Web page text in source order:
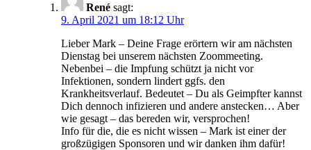
René sagt:
9. April 2021 um 18:12 Uhr
Lieber Mark – Deine Frage erörtern wir am nächsten
Dienstag bei unserem nächsten Zoommeeting.
Nebenbei – die Impfung schützt ja nicht vor
Infektionen, sondern lindert ggfs. den
Krankheitsverlauf. Bedeutet – Du als Geimpfter kannst
Dich dennoch infizieren und andere anstecken… Aber
wie gesagt – das bereden wir, versprochen!
Info für die, die es nicht wissen – Mark ist einer der
großzügigen Sponsoren und wir danken ihm dafür!